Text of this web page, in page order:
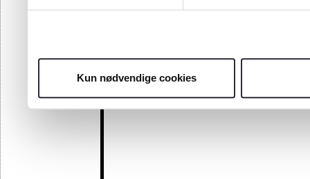
Kun nødvendige cookies